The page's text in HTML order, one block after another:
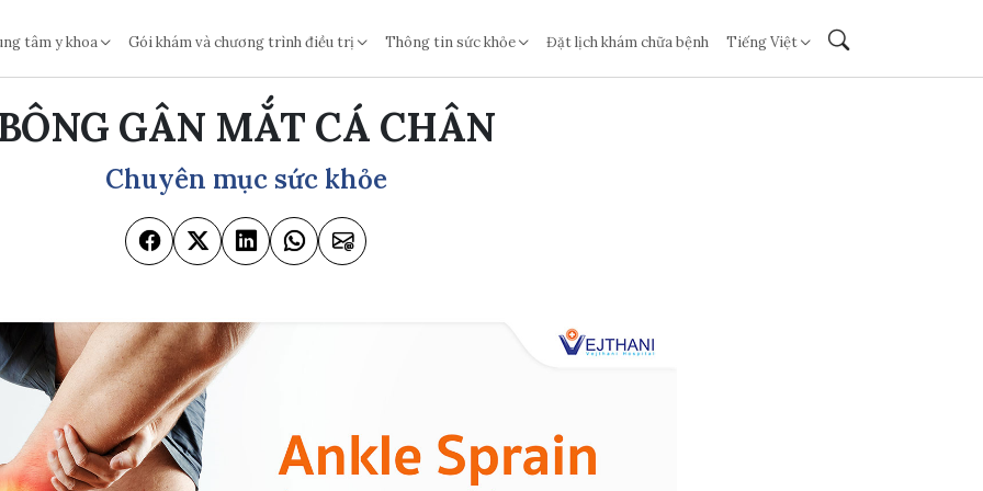
tâm y khoa Gói khám và chương trình điều trị Thông tin sức khỏe Đặt lịch khám chữa bệnh Tiếng Việt
GÂN MẮT CÁ CHÂN
Chuyên mục sức khỏe